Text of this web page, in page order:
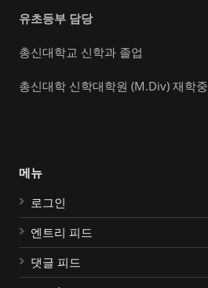
유초등부 담당
총신대학교 신학과 졸업
총신대학 신학대학원 (M.Div) 재학중
메뉴
로그인
엔트리 피드
댓글 피드